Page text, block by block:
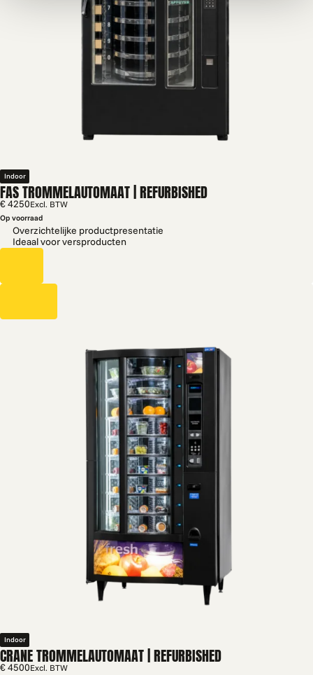
Indoor
FAS TROMMELAUTOMAAT | REFURBISHED
€ 4250Excl. BTW
Op voorraad
Overzichtelijke productpresentatie
Ideaal voor versproducten
Indoor
CRANE TROMMELAUTOMAAT | REFURBISHED
€ 4500Excl. BTW